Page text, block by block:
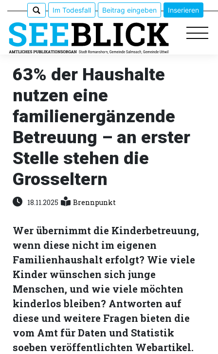
Epaper
Veranstaltungen
Erlebnisführer
App
Romanshorn:
Mitteilungen
Im Todesfall Beitrag eingeben Inserieren
63% der Haushalte
nutzen eine
familienergänzende
Betreuung – an erster
Stelle stehen die
Grosseltern
18.11.2025 Brennpunkt
Wer übernimmt die Kinderbetreuung,
wenn diese nicht im eigenen
Familienhaushalt erfolgt? Wie viele
Kinder wünschen sich junge
Menschen, und wie viele möchten
kinderlos bleiben? Antworten auf
diese und weitere Fragen bieten die
vom Amt für Daten und Statistik
soeben veröffentlichten Webartikel.